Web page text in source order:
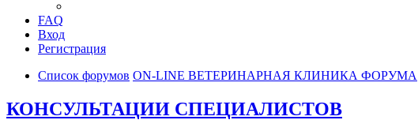
FAQ
Вход
Регистрация
Список форумов ON-LINE ВЕТЕРИНАРНАЯ КЛИНИКА ФОРУМА
КОНСУЛЬТАЦИИ СПЕЦИАЛИСТОВ